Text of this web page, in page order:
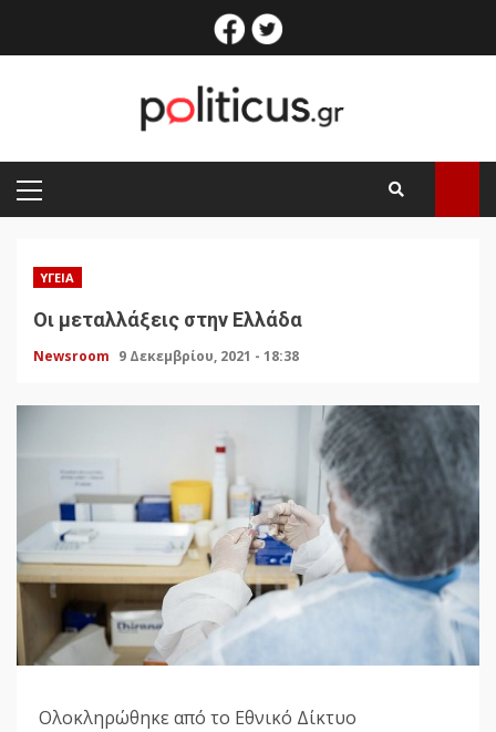
facebook
PRIMARY
MENU
ΥΓΕΊΑ
Οι μεταλλάξεις στην Ελλάδα
Newsroom 9 Δεκεμβρίου, 2021 - 18:38
Ολοκληρώθηκε από το Eθνικό Δίκτυο